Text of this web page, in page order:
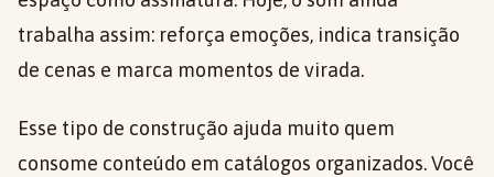
trabalha assim: reforça emoções, indica transição
de cenas e marca momentos de virada.
Esse tipo de construção ajuda muito quem
consome conteúdo em catálogos organizados. Você